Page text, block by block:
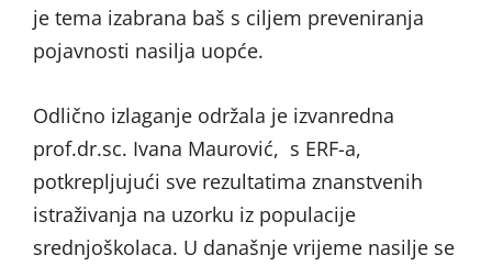
je tema izabrana baš s ciljem preveniranja
pojavnosti nasilja uopće.
Odlično izlaganje održala je izvanredna
prof.dr.sc. Ivana Maurović, s ERF-a,
potkrepljujući sve rezultatima znanstvenih
istraživanja na uzorku iz populacije
srednjoškolaca. U današnje vrijeme nasilje se